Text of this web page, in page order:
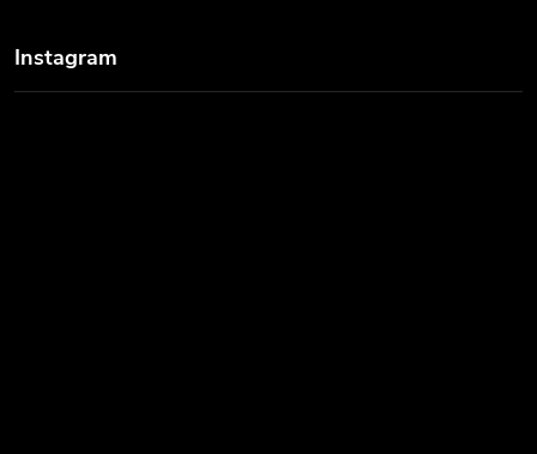
Instagram